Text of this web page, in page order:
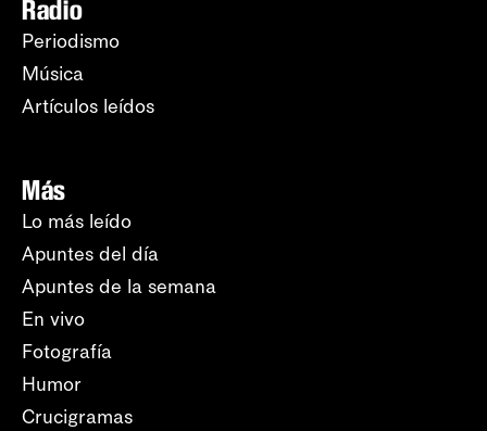
Radio
Periodismo
Música
Artículos leídos
Más
Lo más leído
Apuntes del día
Apuntes de la semana
En vivo
Fotografía
Humor
Crucigramas